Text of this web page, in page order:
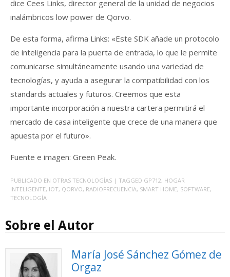
dice Cees Links, director general de la unidad de negocios
inalámbricos low power de Qorvo.
De esta forma, afirma Links: «Este SDK añade un protocolo
de inteligencia para la puerta de entrada, lo que le permite
comunicarse simultáneamente usando una variedad de
tecnologías, y ayuda a asegurar la compatibilidad con los
standards actuales y futuros. Creemos que esta
importante incorporación a nuestra cartera permitirá el
mercado de casa inteligente que crece de una manera que
apuesta por el futuro».
Fuente e imagen: Green Peak.
PUBLICADO EN OTRAS TECNOLOGÍAS | TAGGED GP712, HOGAR
INTELIGENTE, IOT, QORVO, RADIOFRECUENCIA, SMART HOME, SOFTWARE,
TECNOLOGÍA
Sobre el Autor
María José Sánchez Gómez de
Orgaz